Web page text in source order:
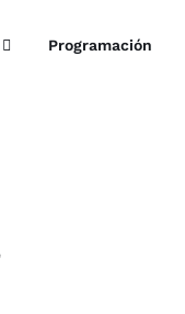
Programación